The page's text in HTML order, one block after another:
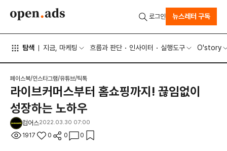
탐색 지금, 마케팅 흐름과 판단 인사이터 실행도구 O'story
로그인 뉴스레터 구독
페이스북/인스타그램/유튜브/틱톡
라이브커머스부터 홈쇼핑까지! 끊임없이
성장하는 노하우
컴어스2022.03.30 07:00
1917 0 0 0